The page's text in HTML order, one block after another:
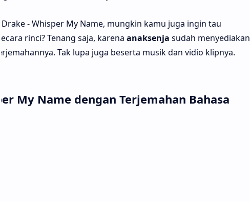
Drake - Whisper My Name, mungkin kamu juga ingin tau
rinci? Tenang saja, karena anaksenja sudah menyediakan
Tak lupa juga beserta musik dan vidio klipnya.
My Name dengan Terjemahan Bahasa